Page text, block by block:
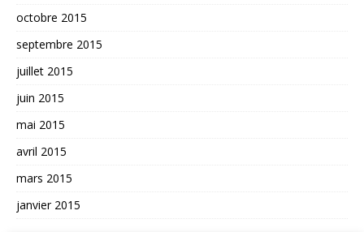
octobre 2015
septembre 2015
juillet 2015
juin 2015
mai 2015
avril 2015
mars 2015
janvier 2015